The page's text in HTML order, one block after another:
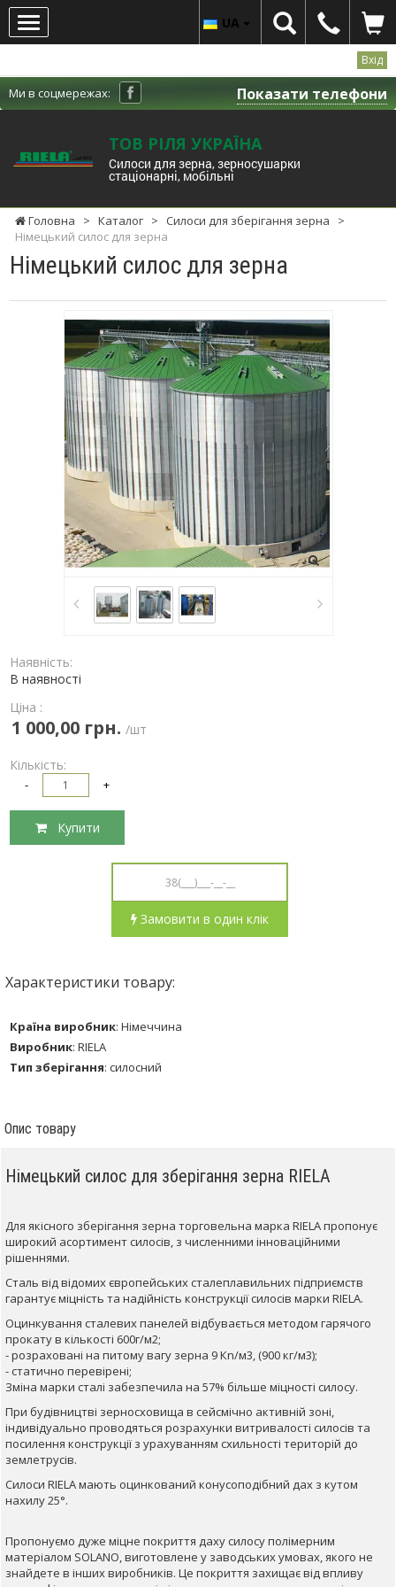
Вхід
Ми в соцмережах: Показати телефони
ТОВ РІЛЯ УКРАЇНА
Cилоси для зерна, зерносушарки
стаціонарні, мобільні
UA
Головна > Каталог > Силоси для зберігання зерна
>
Німецький силос для зерна
Німецький силос для зерна
Наявність:
В наявності
Ціна :
1 000,00 грн. /шт
Кількість:
- +
Купити
Замовити в один клік
Характеристики товару:
Країна виробник: Німеччина
Виробник: RIELA
Тип зберігання: силосний
Опис товару
Німецький силос для зберігання зерна RIELA
Для якісного зберігання зерна торговельна марка RIELAпропонує
широкий асортимент силосів , з численними інноваційними
рішеннями.
Сталь від відомих європейських сталеплавильних підприємств
гарантує міцність та надійність конструкції силосів марки RIELA.
Оцинкування сталевих панелей відбувається методом гарячого
прокату в кількості 600г/м2;
- розраховані на питому вагу зерна 9 Кn/м3, (900 кг/м3);
- статично перевірені;
Зміна марки сталі забезпечила на 57% більше міцності силосу.
При будівництві зерносховища в сейсмічно активній зоні,
індивідуально проводяться розрахунки витривалості силосів та
посилення конструкції з урахуванням схильності територій до
землетрусів.
Силоси RIELA мають оцинкований конусоподібний дах з кутом
нахилу 25°.
Пропонуємо дуже міцне покриття даху силосу полімерним
матеріалом SOLANO, виготовлене у заводських умовах, якого не
знайдете в інших виробників. Це покриття захищає від впливу